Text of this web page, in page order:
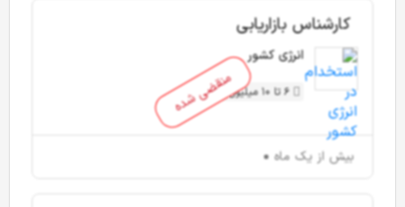
منقضی شده
کارشناس بازاریابی
انرژی کشور
6 تا 10 میلیون تومان
بیش از یک ماه